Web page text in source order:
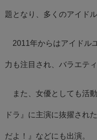
題となり、多くのアイド
2011年からはアイドル
力も注目され、バラエテ
また、女優としても活
ドラ』に主演に抜擢され
だよ！』などにも出演。